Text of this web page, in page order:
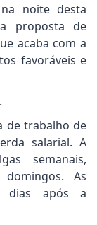
noite desta
proposta de
acaba com a
favoráveis e
de trabalho de
salarial. A
semanais,
As
dias após a